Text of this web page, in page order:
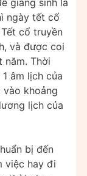
ngày tết cổ
cổ truyền
và được coi
năm. Thời
âm lịch của
vào khoảng
lịch của
bị đến
việc hay đi